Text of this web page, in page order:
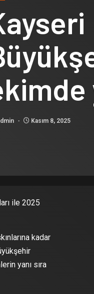
Kasım 8, 2025
ile 2025
kadar
yanı sıra